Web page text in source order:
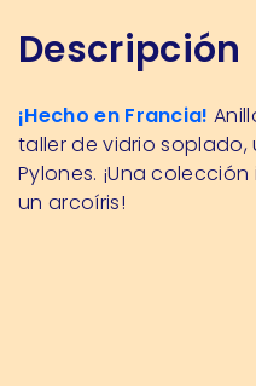
Descripción
¡Hecho en Francia!
taller de vidrio
Pylones. ¡Una
un arcoíris!